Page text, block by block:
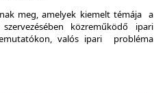
meg, amelyek kiemelt témája a
közreműködő ipari
valós ipari probléma